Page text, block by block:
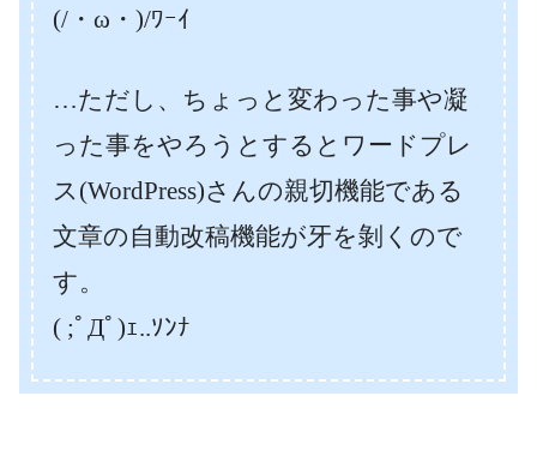
(/・ω・)/ﾜｰｲ
…ただし、ちょっと変わった事や凝
った事をやろうとするとワードプレ
ス(WordPress)さんの親切機能である
文章の自動改稿機能が牙を剝くので
す。
( ;ﾟДﾟ)ｪ..ｿﾝﾅ